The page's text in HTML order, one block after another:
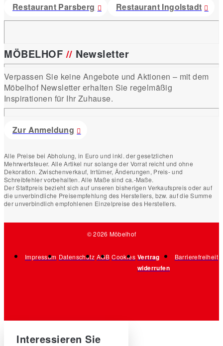
Restaurant Parsberg Restaurant Ingolstadt
MÖBELHOF // Newsletter
Verpassen Sie keine Angebote und Aktionen – mit dem
Möbelhof Newsletter erhalten Sie regelmäßig
Inspirationen für Ihr Zuhause.
Zur Anmeldung
Alle Preise bei Abholung, in Euro und inkl. der gesetzlichen
Mehrwertsteuer. Alle Artikel nur solange der Vorrat reicht und ohne
Dekoration. Zwischenverkauf, Irrtümer, Änderungen, Preis- und
Schreibfehler vorbehalten. Alle Maße sind ca.-Maße.
Der Stattpreis bezieht sich auf unseren bisherigen Verkaufspreis oder auf
die unverbindliche Preisempfehlung des Herstellers, bzw. auf die Summe
der unverbindlich empfohlenen Einzelpreise des Herstellers.
© 2026 Möbelhof
Impressum Datenschutz AGB Cookies Vertrag
widerrufen
Barrierefreiheit
Interessieren Sie